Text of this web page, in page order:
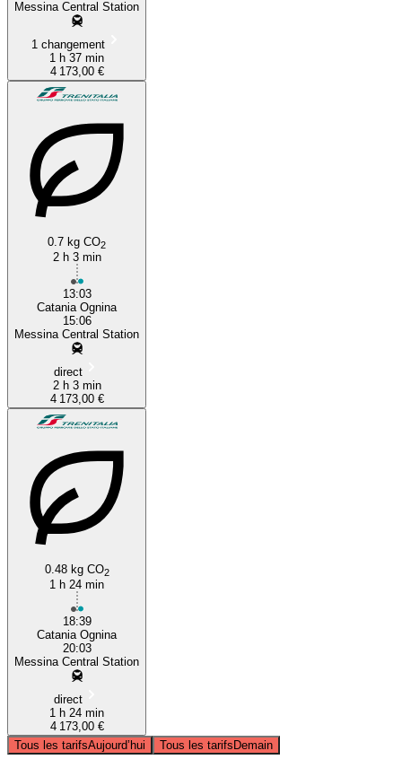
Messina Central Station
1 changement
1 h 37 min
4 173,00 €
0.7 kg CO2
2 h 3 min
13:03
Catania Ognina
15:06
Messina Central Station
direct
2 h 3 min
4 173,00 €
0.48 kg CO2
1 h 24 min
18:39
Catania Ognina
20:03
Messina Central Station
direct
1 h 24 min
4 173,00 €
Tous les tarifsAujourd’hui Tous les tarifsDemain